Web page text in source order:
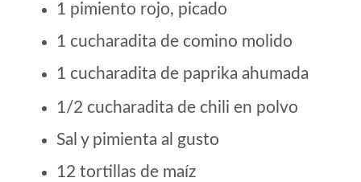
1 pimiento rojo, picado
1 cucharadita de comino molido
1 cucharadita de paprika ahumada
1/2 cucharadita de chili en polvo
Sal y pimienta al gusto
12 tortillas de maíz